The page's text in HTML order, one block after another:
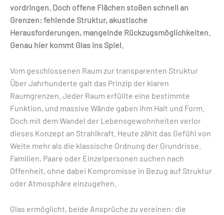
vordringen. Doch offene Flächen stoßen schnell an
Grenzen: fehlende Struktur, akustische
Herausforderungen, mangelnde Rückzugsmöglichkeiten.
Genau hier kommt Glas ins Spiel.
Vom geschlossenen Raum zur transparenten Struktur
Über Jahrhunderte galt das Prinzip der klaren
Raumgrenzen. Jeder Raum erfüllte eine bestimmte
Funktion, und massive Wände gaben ihm Halt und Form.
Doch mit dem Wandel der Lebensgewohnheiten verlor
dieses Konzept an Strahlkraft. Heute zählt das Gefühl von
Weite mehr als die klassische Ordnung der Grundrisse.
Familien, Paare oder Einzelpersonen suchen nach
Offenheit, ohne dabei Kompromisse in Bezug auf Struktur
oder Atmosphäre einzugehen.
Glas ermöglicht, beide Ansprüche zu vereinen: die